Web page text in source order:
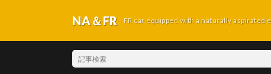
NA＆FR FR car equipped with a naturally aspirated